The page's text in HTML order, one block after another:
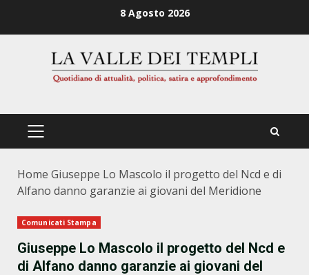
8 Agosto 2026
PRIMÄRES
Home Giuseppe Lo Mascolo il progetto del Ncd e di
Alfano danno garanzie ai giovani del Meridione
Comunicati Stampa
Giuseppe Lo Mascolo il progetto del Ncd e
di Alfano danno garanzie ai giovani del